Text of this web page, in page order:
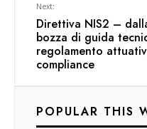
Next:
Direttiva NIS2 –
bozza di guida
regolamento
compliance
POPULAR THIS